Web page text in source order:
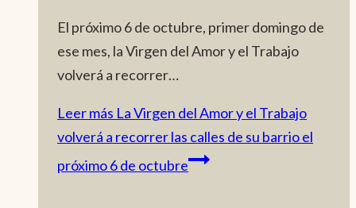
El próximo 6 de octubre, primer domingo de
ese mes, la Virgen del Amor y el Trabajo
volverá a recorrer…
Leer más La Virgen del Amor y el Trabajo
volverá a recorrer las calles de su barrio el
próximo 6 de octubre